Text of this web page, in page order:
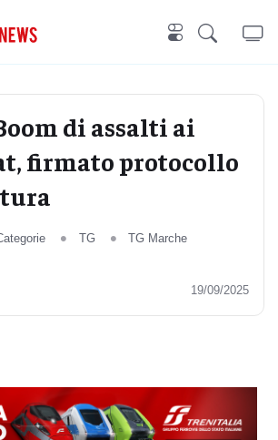
di assalti ai
firmato protocollo
TG
TG Marche
19/09/2025